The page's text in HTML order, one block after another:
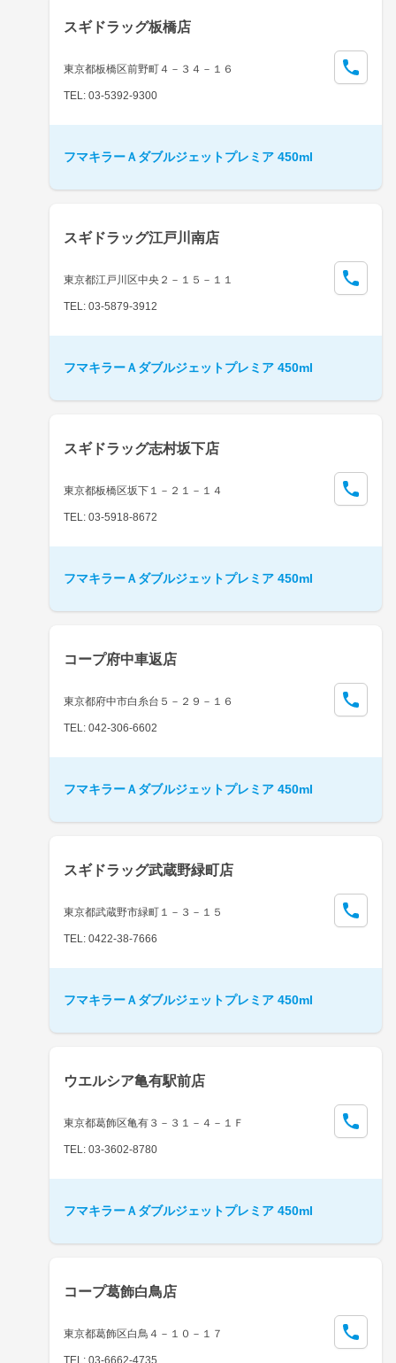
スギドラッグ板橋店
東京都板橋区前野町４－３４－１６
TEL: 03-5392-9300
フマキラーＡダブルジェットプレミア 450ml
スギドラッグ江戸川南店
東京都江戸川区中央２－１５－１１
TEL: 03-5879-3912
フマキラーＡダブルジェットプレミア 450ml
スギドラッグ志村坂下店
東京都板橋区坂下１－２１－１４
TEL: 03-5918-8672
フマキラーＡダブルジェットプレミア 450ml
コープ府中車返店
東京都府中市白糸台５－２９－１６
TEL: 042-306-6602
フマキラーＡダブルジェットプレミア 450ml
スギドラッグ武蔵野緑町店
東京都武蔵野市緑町１－３－１５
TEL: 0422-38-7666
フマキラーＡダブルジェットプレミア 450ml
ウエルシア亀有駅前店
東京都葛飾区亀有３－３１－４－１Ｆ
TEL: 03-3602-8780
フマキラーＡダブルジェットプレミア 450ml
コープ葛飾白鳥店
東京都葛飾区白鳥４－１０－１７
TEL: 03-6662-4735